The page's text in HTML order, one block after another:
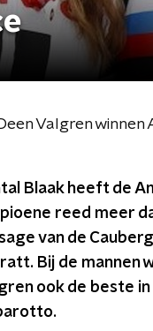
Valgren winnen
Blaak heeft de
reed meer
van de
Bij de mannen
ook de beste